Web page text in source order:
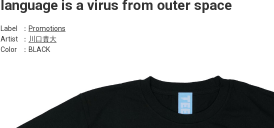
language is a virus from outer space
Label ： Promotions
Artist
： 川口貴大
Color
：BLACK